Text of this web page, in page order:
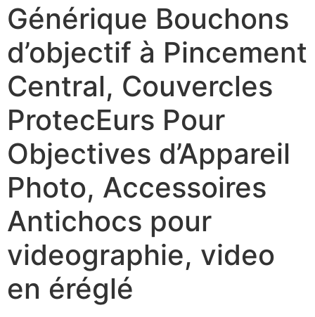
Générique Bouchons
d’objectif à Pincement
Central, Couvercles
ProtecEurs Pour
Objectives d’Appareil
Photo, Accessoires
Antichocs pour
videographie, video
en éréglé